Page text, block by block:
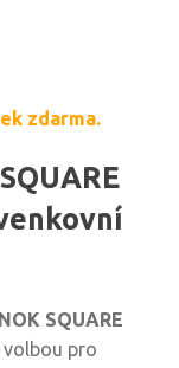
zdarma.
SQUARE
volbou pro